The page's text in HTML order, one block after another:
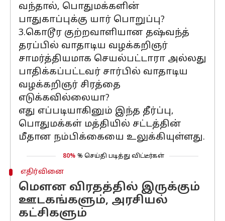
வந்தால், பொதுமக்களின்
பாதுகாப்புக்கு யார் பொறுப்பு?
3.கொடூர குற்றவாளியான தஷ்வந்த்
தரப்பில் வாதாடிய வழக்கறிஞர்
சாமர்த்தியமாக செயல்பட்டாரா அல்லது
பாதிக்கப்பட்டவர் சார்பில் வாதாடிய
வழக்கறிஞர் சிரத்தை
எடுக்கவில்லையா?
எது எப்படியாகினும் இந்த தீர்ப்பு,
பொதுமக்கள் மத்தியில் சட்டத்தின்
மீதான நம்பிக்கையை உலுக்கியுள்ளது.
80% % செய்தி படித்து விட்டீர்கள்
எதிர்வினை
மௌன விரதத்தில் இருக்கும்
ஊடகங்களும், அரசியல்
கட்சிகளும்